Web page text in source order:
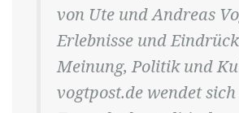
von Ute und Andreas
Erlebnisse und
Meinung, Politik und
vogtpost.de wendet